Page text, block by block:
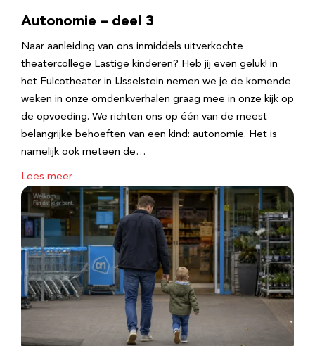
Autonomie – deel 3
Naar aanleiding van ons inmiddels uitverkochte
theatercollege Lastige kinderen? Heb jij even geluk! in
het Fulcotheater in IJsselstein nemen we je de komende
weken in onze omdenkverhalen graag mee in onze kijk op
de opvoeding. We richten ons op één van de meest
belangrijke behoeften van een kind: autonomie. Het is
namelijk ook meteen de…
Lees meer